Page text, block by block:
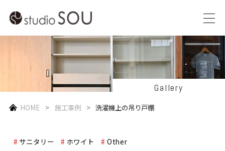
Gallery
HOME 施工事例 洗濯機上の吊り戸棚
サニタリー ホワイト Other